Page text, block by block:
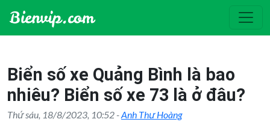
Biển số xe Quảng Bình là bao
nhiêu? Biển số xe 73 là ở đâu?
Thứ sáu, 18/8/2023, 10:52 -Anh Thư Hoàng